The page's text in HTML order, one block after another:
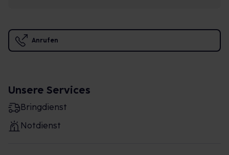
Anrufen
Unsere Services
Bringdienst
Notdienst